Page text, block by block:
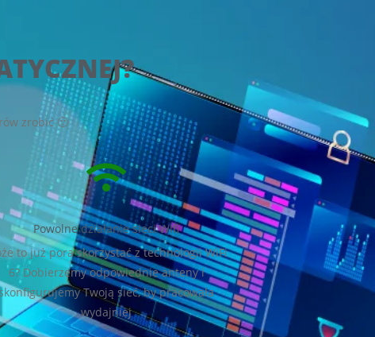
zrobić 🙂
Powolne działanie sieci Wifi
to już pora skorzystać z technologii WiFi
6? Dobierzemy odpowiednie anteny i
skonfigurujemy Twoją sieć, by pracowała
wydajniej